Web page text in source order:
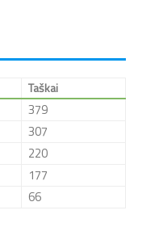
Taškai
379
307
220
177
66